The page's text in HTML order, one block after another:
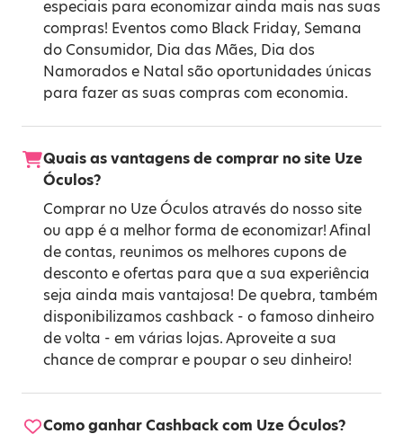
especiais para economizar ainda mais nas suas
compras! Eventos como Black Friday, Semana
do Consumidor, Dia das Mães, Dia dos
Namorados e Natal são oportunidades únicas
para fazer as suas compras com economia.
Quais as vantagens de comprar no site Uze
Óculos?
Comprar no Uze Óculos através do nosso site
ou app é a melhor forma de economizar! Afinal
de contas, reunimos os melhores cupons de
desconto e ofertas para que a sua experiência
seja ainda mais vantajosa! De quebra, também
disponibilizamos cashback - o famoso dinheiro
de volta - em várias lojas. Aproveite a sua
chance de comprar e poupar o seu dinheiro!
Como ganhar Cashback com Uze Óculos?